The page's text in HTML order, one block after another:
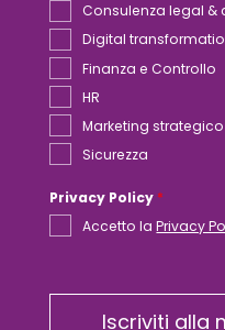
Consulenza legal &
Digital
Finanza e Controllo
HR
Marketing strategico
Sicurezza
Privacy Policy *
Accetto laPrivacy
Iscriviti alla